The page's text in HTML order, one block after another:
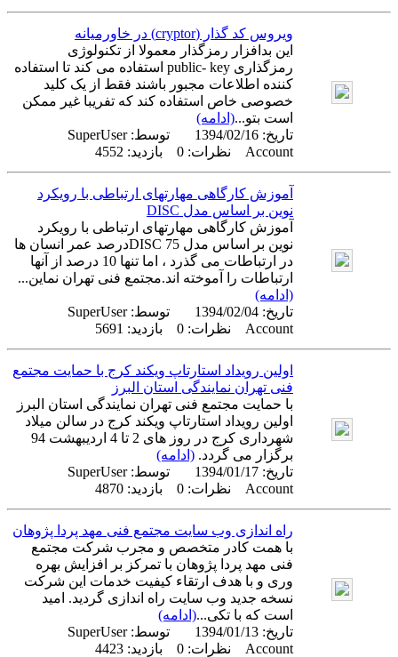
ویروس کد گذار (cryptor) در خاورمیانه
این بدافزار رمزگذار معمولا از تکنولوژی
رمزگذاری public- key استفاده می کند تا استفاده
کننده اطلاعات مجبور باشند فقط از یک کلید
خصوصی خاص استفاده کند که تفریبا غیر ممکن
است بتو...(ادامه)
تاریخ: 1394/02/16 توسط:SuperUser
Account نظرات: 0 بازدید: 4552
آموزش کارگاهی مهارتهای ارتباطی با رویکرد
نوین بر اساس مدل DISC
آموزش کارگاهی مهارتهای ارتباطی با رویکرد
نوین بر اساس مدل DISC 75درصد عمر انسان ها
در ارتباطات می گذرد ، اما تنها 10 درصد از آنها
ارتباطات را آموخته اند.مجتمع فنی تهران نماین...
(ادامه)
تاریخ: 1394/02/04 توسط:SuperUser
Account نظرات: 0 بازدید: 5691
اولین رویداد استارتاپ ویکند کرج با حمایت مجتمع
فنی تهران نمایندگی استان البرز
با حمایت مجتمع فنی تهران نمایندگی استان البرز
اولین رویداد استارتاپ ویکند کرج در سالن میلاد
شهرداری کرج در روز های 2 تا 4 اردیبهشت 94
برگزار می گردد. (ادامه)
تاریخ: 1394/01/17 توسط:SuperUser
Account نظرات: 0 بازدید: 4870
راه اندازی وب سایت مجتمع فنی مهد پردا پژوهان
با همت کادر متخصص و مجرب شرکت مجتمع
فنی مهد پردا پژوهان با تمرکز بر افزایش بهره
وری و با هدف ارتقاء کیفیت خدمات این شرکت
نسخه جدید وب سایت راه اندازی گردید. امید
است که با تکی...(ادامه)
تاریخ: 1394/01/13 توسط:SuperUser
Account نظرات: 0 بازدید: 4423